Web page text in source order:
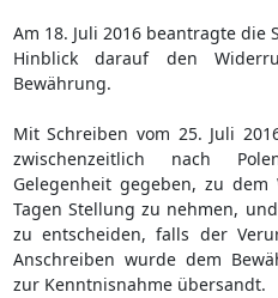
Am 18. Juli 2016 beantragte
Hinblick darauf den
Bewährung.
Mit Schreiben vom 25. Juli
zwischenzeitlich nach
Gelegenheit gegeben, zu
Tagen Stellung zu nehmen,
zu entscheiden, falls der
Anschreiben wurde dem
zur Kenntnisnahme übersandt.